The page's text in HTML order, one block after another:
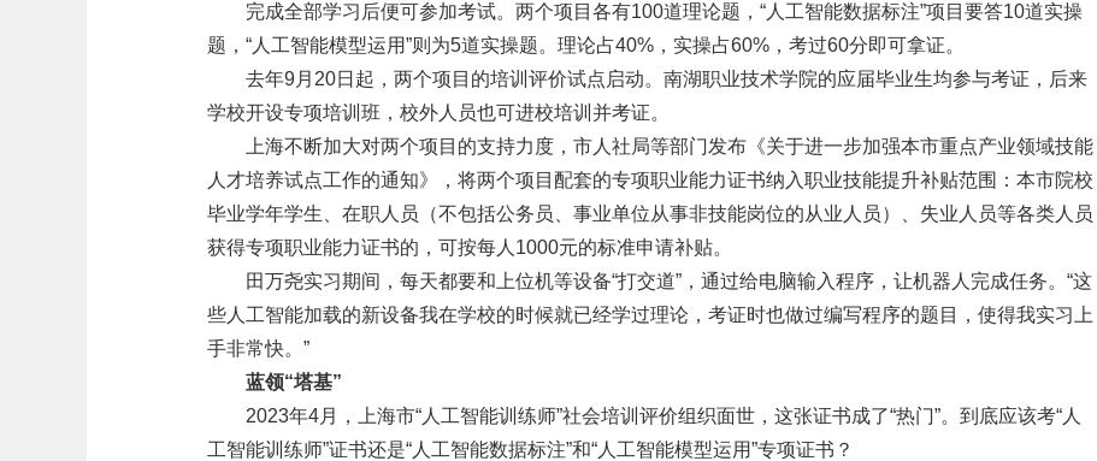
完成全部学习后便可参加考试。两个项目各有100道理论题，“人工智能数据标注”项目要答10道实操
题，“人工智能模型运用”则为5道实操题。理论占40%，实操占60%，考过60分即可拿证。
去年9月20日起，两个项目的培训评价试点启动。南湖职业技术学院的应届毕业生均参与考证，后来
学校开设专项培训班，校外人员也可进校培训并考证。
上海不断加大对两个项目的支持力度，市人社局等部门发布《关于进一步加强本市重点产业领域技能
人才培养试点工作的通知》，将两个项目配套的专项职业能力证书纳入职业技能提升补贴范围：本市院校
毕业学年学生、在职人员（不包括公务员、事业单位从事非技能岗位的从业人员）、失业人员等各类人员
获得专项职业能力证书的，可按每人1000元的标准申请补贴。
田万尧实习期间，每天都要和上位机等设备“打交道”，通过给电脑输入程序，让机器人完成任务。“这
些人工智能加载的新设备我在学校的时候就已经学过理论，考证时也做过编写程序的题目，使得我实习上
手非常快。”
蓝领“塔基”
2023年4月，上海市“人工智能训练师”社会培训评价组织面世，这张证书成了“热门”。到底应该考“人
工智能训练师”证书还是“人工智能数据标注”和“人工智能模型运用”专项证书？